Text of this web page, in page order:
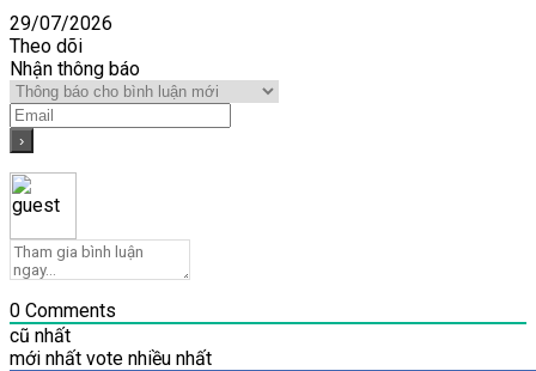
29/07/2026
Theo dõi
Nhận thông báo
0 Comments
cũ nhất
mới nhất vote nhiều nhất